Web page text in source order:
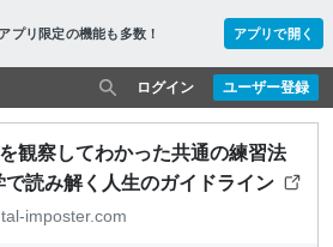
アプリ限定の機能も多数！ アプリで開く
ユーザー登録
ログイン
観察してわかった共通の練習法
で読み解く人生のガイドライン
imposter.com